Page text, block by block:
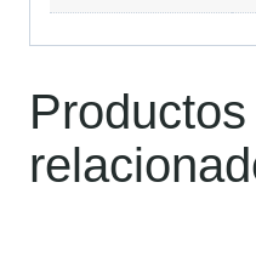
Productos